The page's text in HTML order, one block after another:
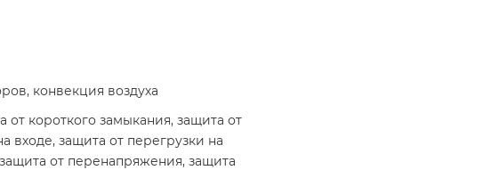
конвекция воздуха
от короткого замыкания, защита от
входе, защита от перегрузки на
от перенапряжения, защита